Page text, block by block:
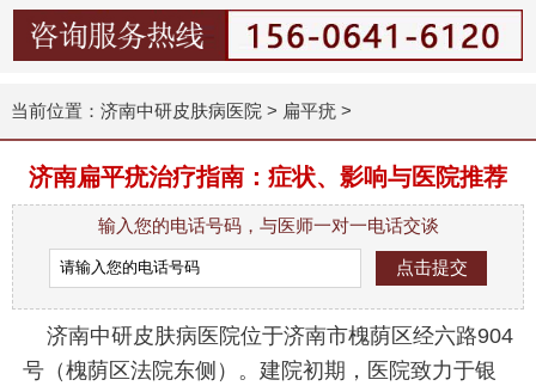
当前位置： 济南中研皮肤病医院 > 扁平疣>
济南扁平疣治疗指南：症状、影响与医院推荐
输入您的电话号码，与医师一对一电话交谈
济南中研皮肤病医院位于济南市槐荫区经六路904
号（槐荫区法院东侧）。建院初期，医院致力于银